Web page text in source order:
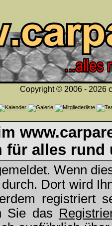
Copyright © 2006 - 2026
für alles rund
Wenn
durch. Dort wird
registriert
Sie das